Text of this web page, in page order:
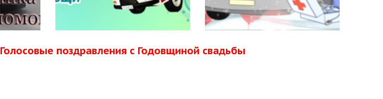
Голосовые поздравления с Годовщиной свадьбы